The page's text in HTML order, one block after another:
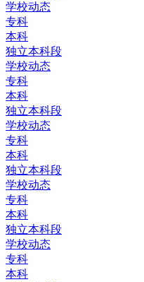
学校动态
专科
本科
独立本科段
学校动态
专科
本科
独立本科段
学校动态
专科
本科
独立本科段
学校动态
专科
本科
独立本科段
学校动态
专科
本科